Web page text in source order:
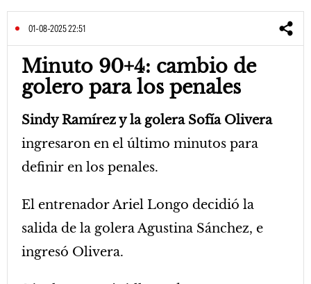
01-08-2025 22:51
Minuto 90+4: cambio de
golero para los penales
Sindy Ramírez y la golera Sofía Olivera
ingresaron en el último minutos para
definir en los penales.
El entrenador Ariel Longo decidió la
salida de la golera Agustina Sánchez, e
ingresó Olivera.